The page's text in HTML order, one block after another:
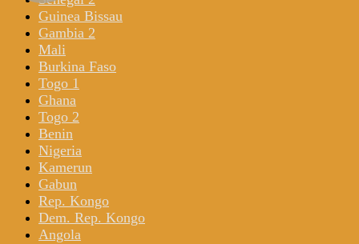
Guinea Bissau
Gambia 2
Mali
Burkina Faso
Togo 1
Ghana
Togo 2
Benin
Nigeria
Kamerun
Gabun
Rep. Kongo
Dem. Rep. Kongo
Angola